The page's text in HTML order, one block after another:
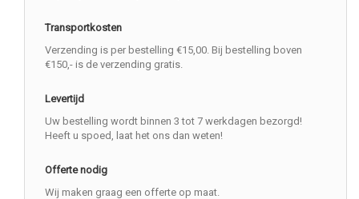
Transportkosten
Verzending is per bestelling €15,00. Bij bestelling boven
€150,- is de verzending gratis.
Levertijd
Uw bestelling wordt binnen 3 tot 7 werkdagen bezorgd!
Heeft u spoed, laat het ons dan weten!
Offerte nodig
Wij maken graag een offerte op maat.